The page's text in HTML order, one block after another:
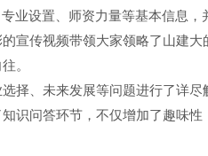
业设置、师资力量等基本信息，
宣传视频带领大家领略了山建
。
择、未来发展等问题进行了详
识问答环节，不仅增加了趣味